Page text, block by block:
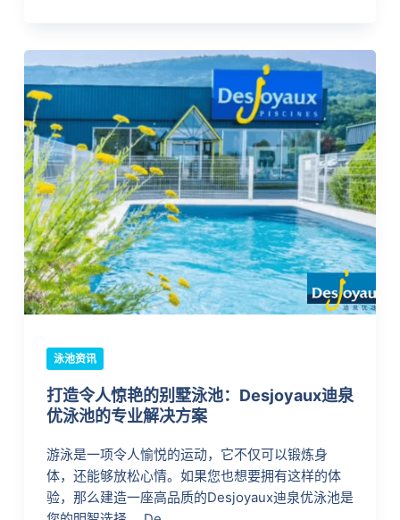
泳池资讯
打造令人惊艳的别墅泳池：Desjoyaux迪泉
优泳池的专业解决方案
游泳是一项令人愉悦的运动，它不仅可以锻炼身
体，还能够放松心情。如果您也想要拥有这样的体
验，那么建造一座高品质的Desjoyaux迪泉优泳池是